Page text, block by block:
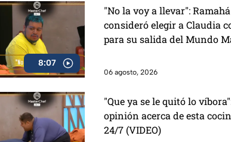
8:07
"No la voy a llevar":
consideró elegir a Claudia
para su salida del Mundo
06 agosto, 2026
"Que ya se le quitó lo
opinión acerca de esta
24/7 (VIDEO)